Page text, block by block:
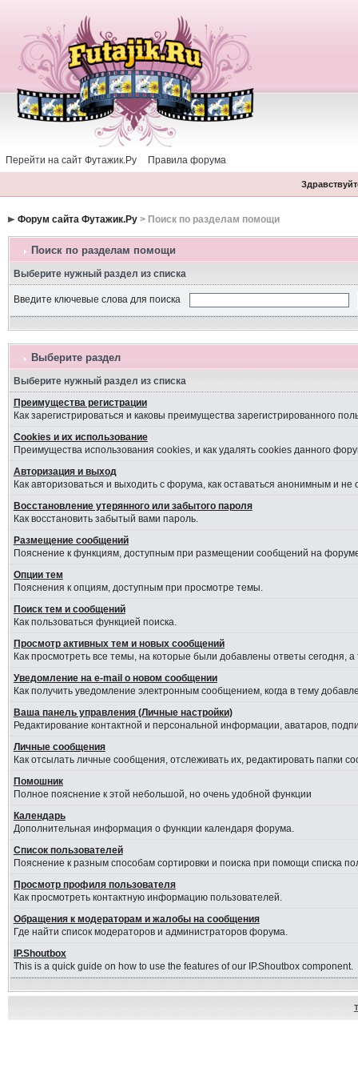
Перейти на сайт Футажик.Ру Правила форума
Форум сайта Футажик.Ру> Поиск по разделам помощи
Поиск по разделам помощи
Выберите нужный раздел из списка
Введите ключевые слова для поиска
Выберите раздел
Выберите нужный раздел из списка
Преимущества регистрации
Как зарегистрироваться и каковы преимущества зарегистрированного
Cookies и их использование
Преимущества использования cookies, и как удалять cookies данного
Авторизация и выход
Как авторизоваться и выходить с форума, как оставаться анонимным и
Восстановление утерянного или забытого пароля
Как восстановить забытый вами пароль.
Размещение сообщений
Пояснение к функциям, доступным при размещении сообщений на
Опции тем
Пояснения к опциям, доступным при просмотре темы.
Поиск тем и сообщений
Как пользоваться функцией поиска.
Просмотр активных тем и новых сообщений
Как просмотреть все темы, на которые были добавлены ответы сегодня,
Уведомление на е-mail о новом сообщении
Как получить уведомление электронным сообщением, когда в тему
Ваша панель управления (Личные настройки)
Редактирование контактной и персональной информации, аватаров,
Личные сообщения
Как отсылать личные сообщения, отслеживать их, редактировать папки
Помошник
Полное пояснение к этой небольшой, но очень удобной функции
Календарь
Дополнительная информация о функции календаря форума.
Список пользователей
Пояснение к разным способам сортировки и поиска при помощи списка
Просмотр профиля пользователя
Как просмотреть контактную информацию пользователей.
Обращения к модераторам и жалобы на сообщения
Где найти список модераторов и администраторов форума.
IP.Shoutbox
This is a quick guide on how to use the features of our IP.Shoutbox component.